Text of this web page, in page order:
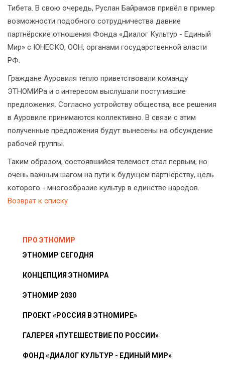
Тибета. В свою очередь, Руслан Байрамов привёл в пример
возможности подобного сотрудничества давние
партнёрские отношения Фонда «Диалог Культур - Единый
Мир» с ЮНЕСКО, ООН, органами государственной власти
РФ.
Граждане Ауровиля тепло приветствовали команду
ЭТНОМИРа и с интересом выслушали поступившие
предложения. Согласно устройству общества, все решения
в Ауровиле принимаются коллективно. В связи с этим
полученные предложения будут вынесены на обсуждение
рабочей группы.
Таким образом, состоявшийся телемост стал первым, но
очень важным шагом на пути к будущем партнёрству, цель
которого - многообразие культур в единстве народов.
Возврат к списку
ПРО ЭТНОМИР
ЭТНОМИР СЕГОДНЯ
КОНЦЕПЦИЯ ЭТНОМИРА
ЭТНОМИР 2030
ПРОЕКТ «РОССИЯ В ЭТНОМИРЕ»
ГАЛЕРЕЯ «ПУТЕШЕСТВИЕ ПО РОССИИ»
ФОНД «ДИАЛОГ КУЛЬТУР - ЕДИНЫЙ МИР»